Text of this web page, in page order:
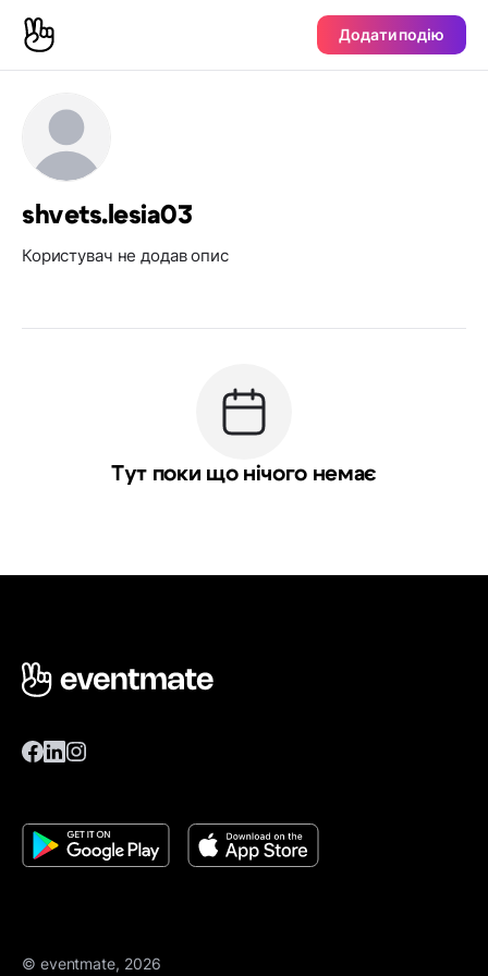
Додати подію
shvets.lesia03
Користувач не додав опис
Тут поки що нічого немає
© eventmate, 2026